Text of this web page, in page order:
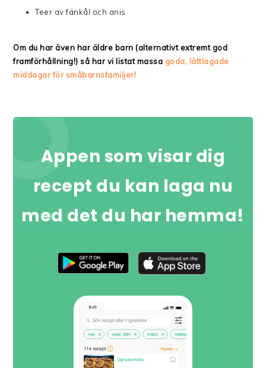
Teer av fänkål och anis
Om du har även har äldre barn (alternativt extremt god
framförhållning!) så har vi listat massa goda, lättlagade
middagar för småbarnsfamiljer!
Appen som visar dig
recept du kan laga nu
med det du har hemma!